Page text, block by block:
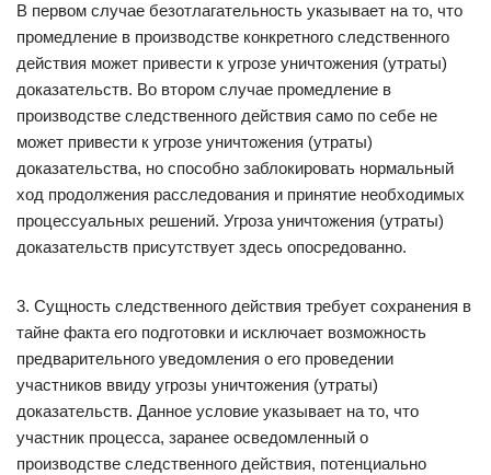
В первом случае безотлагательность указывает на то, что
промедление в производстве конкретного следственного
действия может привести к угрозе уничтожения (утраты)
доказательств. Во втором случае промедление в
производстве следственного действия само по себе не
может привести к угрозе уничтожения (утраты)
доказательства, но способно заблокировать нормальный
ход продолжения расследования и принятие необходимых
процессуальных решений. Угроза уничтожения (утраты)
доказательств присутствует здесь опосредованно.
3. Сущность следственного действия требует сохранения в
тайне факта его подготовки и исключает возможность
предварительного уведомления о его проведении
участников ввиду угрозы уничтожения (утраты)
доказательств. Данное условие указывает на то, что
участник процесса, заранее осведомленный о
производстве следственного действия, потенциально